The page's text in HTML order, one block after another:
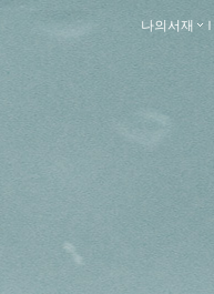
나의서재 ｌ